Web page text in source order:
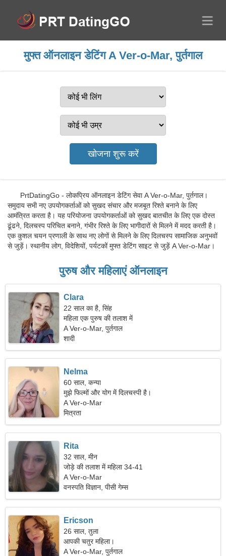
मुफ्त ऑनलाइन डेटिंग A Ver-o-Mar, पुर्तगाल
PrtDatingGo - लोकप्रिय ऑनलाइन डेटिंग सेवा A Ver-o-Mar, पुर्तगाल।
समुदाय सभी नए उपयोगकर्ताओं को सुखद संचार और मजबूत रिश्ते बनाने के लिए
आमंत्रित करता है। यह परियोजना उपयोगकर्ताओं को सुखद बातचीत के लिए एक दोस्त
ढूंढने, दिलचस्प परिचित बनाने, गंभीर रिश्ते के लिए भागीदारों से मिलने में मदद करती है।
एक कुशल चयन प्रणाली के साथ नए लोगों से मिलने के लिए दिलचस्प सामाजिक अनुभवों
से जुड़ें। स्थानीय लोग, विदेशियों, पर्यटकों मुफ्त डेटिंग साइट से जुड़ें A Ver-o-Mar।
पुरुष और महिलाएं ऑनलाइन
Clara
22 साल का है, सिंह
महिला एक पुरुष की तलाश में
A Ver-o-Mar, पुर्तगाल
शादी
Nelma
60 साल, कन्या
मुझे फिल्मों और योग में दिलचस्पी है।
A Ver-o-Mar
मित्रता
Rita
32 साल, मीन
जोड़े की तलाश में महिला 34-41
A Ver-o-Mar
वनस्पति विज्ञान, पीसी गेम्स
Ericson
26 साल, तुला
आपकी चतुर महिला।
A Ver-o-Mar, पुर्तगाल